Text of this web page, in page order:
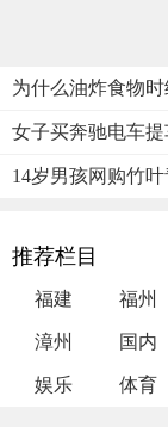
为什么油炸食物
女子买奔驰电车
14岁男孩网购竹
推荐栏目
福建 福州
漳州 国内
娱乐 体育